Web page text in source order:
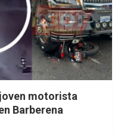
motorista
Barberena